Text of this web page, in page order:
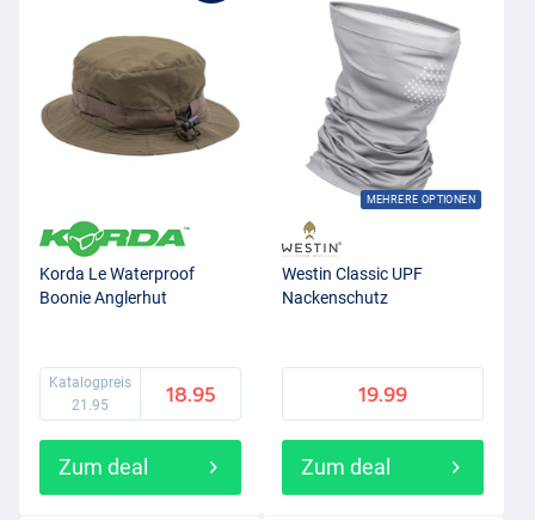
Korda Le Waterproof
Boonie Anglerhut
Katalogpreis
21.95
18.95
Zum deal
MEHRERE OPTIONEN
Westin Classic UPF
Nackenschutz
19.99
Zum deal